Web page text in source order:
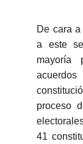
De cara
a este
mayoría
proceso
41